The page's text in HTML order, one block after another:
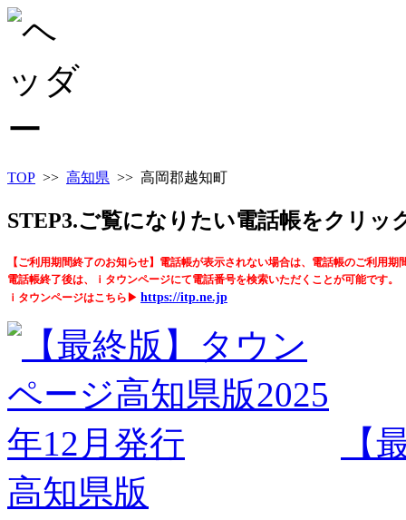
TOP >> 高知県 >> 高岡郡越知町
STEP3.ご覧になりたい電話帳をクリッ
【ご利用期間終了のお知らせ】電話帳が表示されない場合は、電話帳のご利用期
電話帳終了後は、ｉタウンページにて電話番号を検索いただくことが可能です。
ｉタウンページはこちら▶ https://itp.ne.jp
【
高知県版